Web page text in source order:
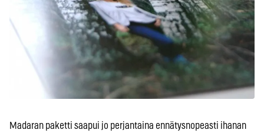
Madaran paketti saapui jo perjantaina ennätysnopeasti ihanan